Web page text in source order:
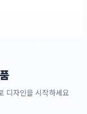
디자인을 시작하세요